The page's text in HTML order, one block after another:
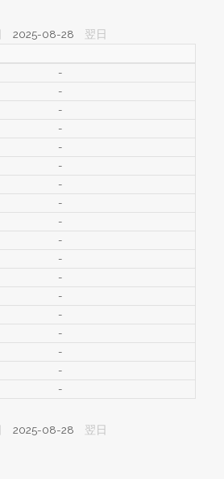
2025-08-28 翌日
-
-
-
-
-
-
-
-
-
-
-
-
-
-
-
-
-
-
2025-08-28 翌日